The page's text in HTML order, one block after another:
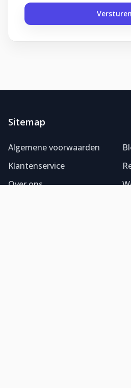
Versturen
Sitemap
Algemene voorwaarden
Klantenservice
Over ons